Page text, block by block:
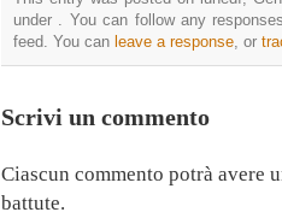
under . You can follow any
feed. You can leave a response , or
Scrivi un commento
Ciascun commento potrà avere
battute.